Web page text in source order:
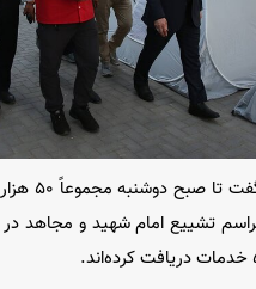
مراسم تشییع امام شهید و مجاهد